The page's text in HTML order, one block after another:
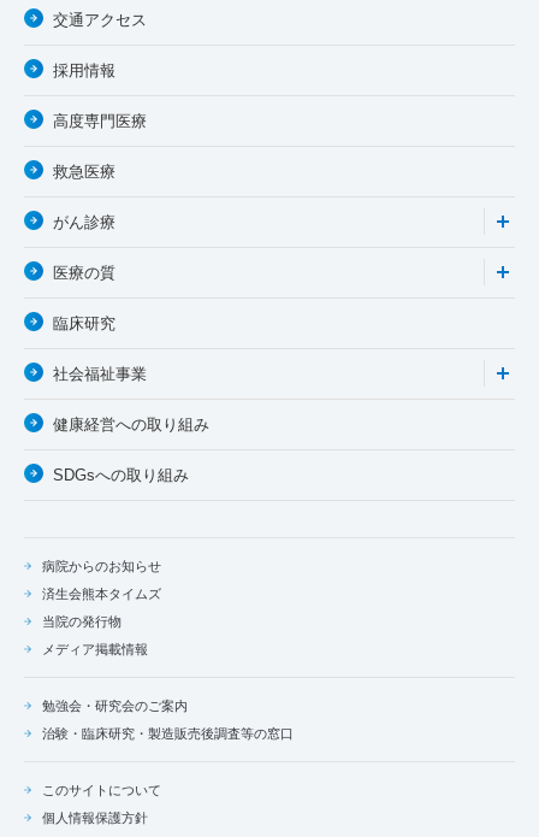
病院からのお知らせ
済生会熊本タイムズ
当院の発行物
メディア掲載情報
勉強会・研究会のご案内
治験・臨床研究・製造販売後調査等の窓口
このサイトについて
個人情報保護方針
交通アクセス
採用情報
高度専門医療
救急医療
がん診療
医療の質
臨床研究
社会福祉事業
健康経営への取り組み
SDGsへの取り組み